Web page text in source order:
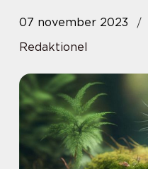
07 november 2023
Redaktionel